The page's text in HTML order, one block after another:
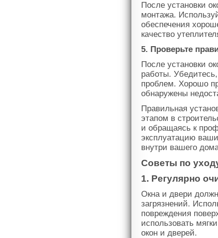
После установки
монтажа.
обеспечения
качество
5. Проверьте
После установки
работы.
проблем. Хорошо
обнаружены
Правильная
этапом в
и обращаясь к
эксплуатацию
внутри вашего
Советы по
1. Регулярно
Окна и двери
загрязнений.
повреждения
использовать
окон и дверей.